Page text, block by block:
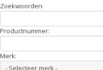
Zoekwoorden:
Productnummer:
Merk: